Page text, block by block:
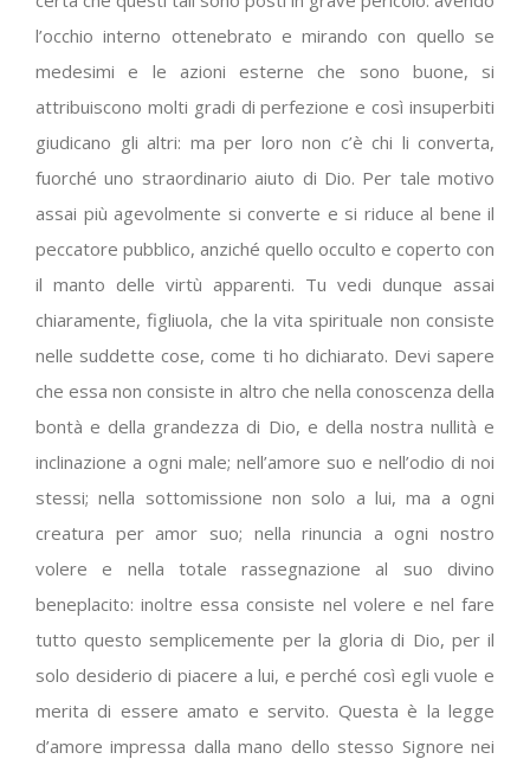
l’occhio interno ottenebrato e mirando con quello se
medesimi e le azioni esterne che sono buone, si
attribuiscono molti gradi di perfezione e così insuperbiti
giudicano gli altri: ma per loro non c’è chi li converta,
fuorché uno straordinario aiuto di Dio. Per tale motivo
assai più agevolmente si converte e si riduce al bene il
peccatore pubblico, anziché quello occulto e coperto con
il manto delle virtù apparenti. Tu vedi dunque assai
chiaramente, figliuola, che la vita spirituale non consiste
nelle suddette cose, come ti ho dichiarato. Devi sapere
che essa non consiste in altro che nella conoscenza della
bontà e della grandezza di Dio, e della nostra nullità e
inclinazione a ogni male; nell’amore suo e nell’odio di noi
stessi; nella sottomissione non solo a lui, ma a ogni
creatura per amor suo; nella rinuncia a ogni nostro
volere e nella totale rassegnazione al suo divino
beneplacito: inoltre essa consiste nel volere e nel fare
tutto questo semplicemente per la gloria di Dio, per il
solo desiderio di piacere a lui, e perché così egli vuole e
merita di essere amato e servito. Questa è la legge
d’amore impressa dalla mano dello stesso Signore nei